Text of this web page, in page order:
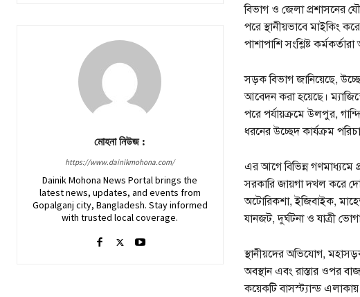
মোহনা নিউজ :
https://www.dainikmohona.com/
Dainik Mohona News Portal brings the
latest news, updates, and events from
Gopalganj city, Bangladesh. Stay informed
with trusted local coverage.
বিভাগ ও জেলা প্রশাসনের
পরে স্থানীয়ভাবে মাইকিং
পাশাপাশি সংশ্লিষ্ট
সড়ক বিভাগ জানিয়েছে,
আবেদন করা হয়েছে।
পরে পর্যায়ক্রমে উলপুর,
ধরনের উচ্ছেদ কার্যক্রম
এর আগে বিভিন্ন গণমাধ্যমে
সরকারি জায়গা দখল করে
অটোরিকশা, ইজিবাইক,
যানজট, দুর্ঘটনা ও যাত্রী
স্থানীয়দের অভিযোগ,
অবস্থান এবং রাস্তার ওপর
কয়েকটি বাসস্ট্যান্ড